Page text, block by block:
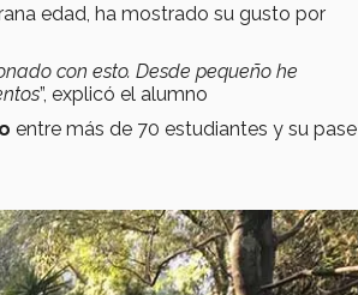
edad, ha mostrado su gusto por
con esto. Desde pequeño he
”, explicó el alumno
entre más de 70 estudiantes y su pase